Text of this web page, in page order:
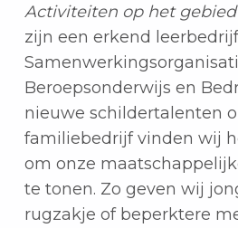
Activiteiten op het gebied
zijn een erkend
Beroepsonderwijs en
nieuwe schildertalenten
familiebedrijf vinden wij
om onze
te tonen. Zo geven wij
rugzakje of beperktere